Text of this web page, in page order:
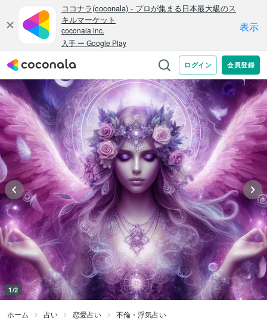
1/2
ホーム 占い 恋愛占い 不倫・浮気占い